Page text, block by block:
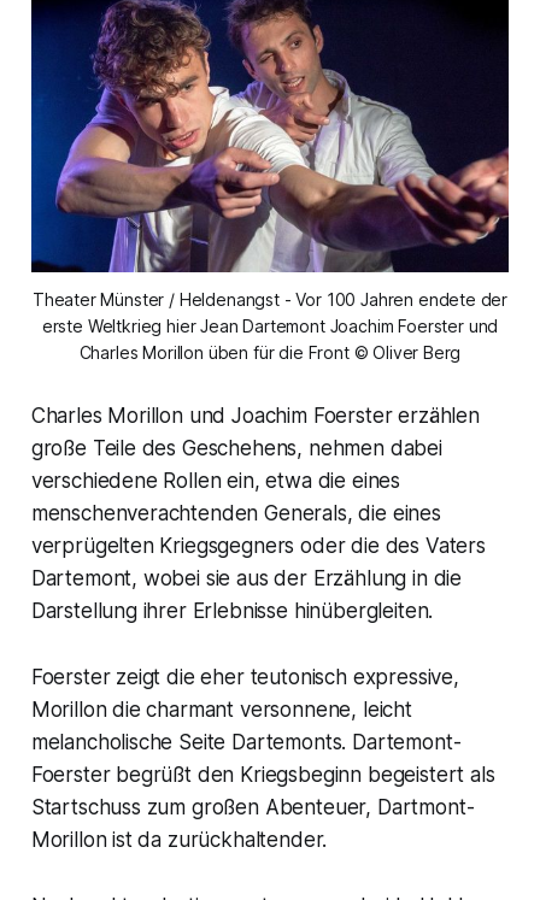
Theater Münster / Heldenangst - Vor 100 Jahren endete der
erste Weltkrieg hier Jean Dartemont Joachim Foerster und
Charles Morillon üben für die Front © Oliver Berg
Charles Morillon und Joachim Foerster erzählen
große Teile des Geschehens, nehmen dabei
verschiedene Rollen ein, etwa die eines
menschenverachtenden Generals, die eines
verprügelten Kriegsgegners oder die des Vaters
Dartemont, wobei sie aus der Erzählung in die
Darstellung ihrer Erlebnisse hinübergleiten.
Foerster zeigt die eher teutonisch expressive,
Morillon die charmant versonnene, leicht
melancholische Seite Dartemonts. Dartemont-
Foerster begrüßt den Kriegsbeginn begeistert als
Startschuss zum großen Abenteuer, Dartmont-
Morillon ist da zurückhaltender.